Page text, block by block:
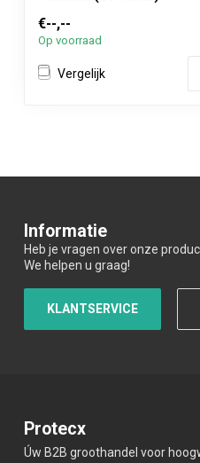
€--,--
Op voorraad
Vergelijk
Informatie
Heb je vragen over onze
We helpen u graag!
KLANTSERVICE
Protecx
Úw B2B groothandel voor